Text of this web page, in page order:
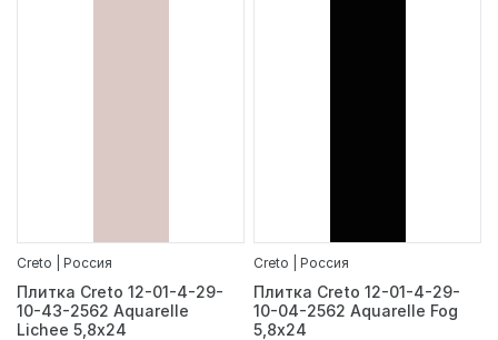
Creto | Россия
Плитка Creto 12-01-4-29-
10-43-2562 Aquarelle
Lichee 5,8х24
Creto | Россия
Плитка Creto 12-01-4-29-
10-04-2562 Aquarelle Fog
5,8х24